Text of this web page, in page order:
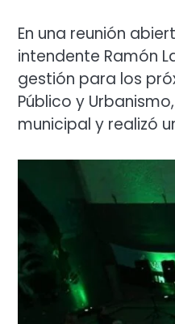
En una reunión
intendente Ramón
gestión para los
Público y
municipal y realizó